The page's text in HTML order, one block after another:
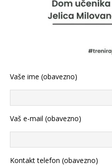
Vaše ime (obavezno)
Vaš e-mail (obavezno)
Kontakt telefon (obavezno)